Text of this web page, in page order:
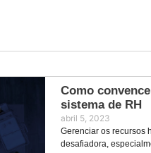
Como
sistema de RH
abril 5, 2023
Gerenciar os recursos
desafiadora,